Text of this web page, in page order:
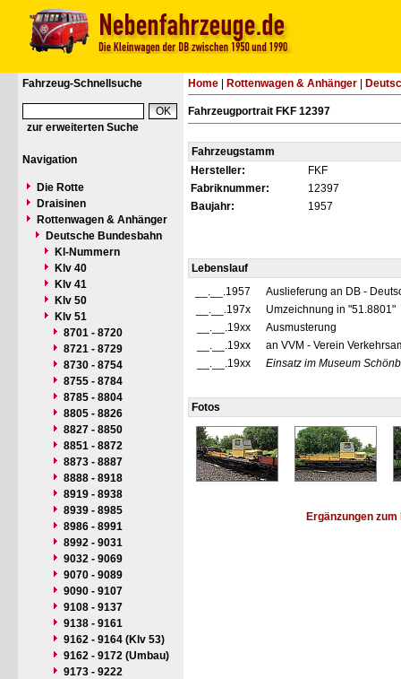
Fahrzeug-Schnellsuche
zur erweiterten Suche
Navigation
Die Rotte
Draisinen
Rottenwagen & Anhänger
Deutsche Bundesbahn
Kl-Nummern
Klv 40
Klv 41
Klv 50
Klv 51
8701 - 8720
8721 - 8729
8730 - 8754
8755 - 8784
8785 - 8804
8805 - 8826
8827 - 8850
8851 - 8872
8873 - 8887
8888 - 8918
8919 - 8938
8939 - 8985
8986 - 8991
8992 - 9031
9032 - 9069
9070 - 9089
9090 - 9107
9108 - 9137
9138 - 9161
9162 - 9164 (Klv 53)
9162 - 9172 (Umbau)
9173 - 9222
Home Rottenwagen & Anhänger
Fahrzeugportrait FKF 12397
Fahrzeugstamm
Hersteller:
FKF
Fabriknummer:
12397
Baujahr:
1957
Lebenslauf
__.__.1957
Auslieferung an DB -
__.__.197x
Umzeichnung in "51.8801"
__.__.19xx
Ausmusterung
__.__.19xx
an VVM - Verein
__.__.19xx
Einsatz im Museum
Fotos
Ergänzungen